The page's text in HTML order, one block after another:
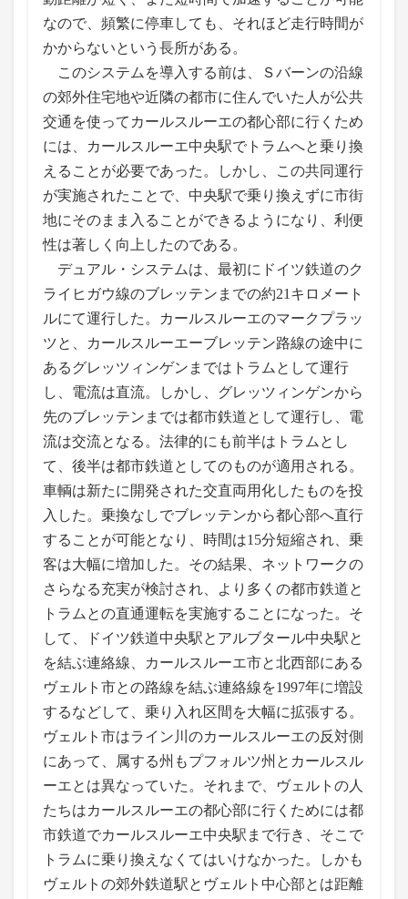
なので、頻繁に停車しても、それほど走行時間が
かからないという長所がある。
このシステムを導入する前は、Ｓバーンの沿線
の郊外住宅地や近隣の都市に住んでいた人が公共
交通を使ってカールスルーエの都心部に行くため
には、カールスルーエ中央駅でトラムへと乗り換
えることが必要であった。しかし、この共同運行
が実施されたことで、中央駅で乗り換えずに市街
地にそのまま入ることができるようになり、利便
性は著しく向上したのである。
デュアル・システムは、最初にドイツ鉄道のク
ライヒガウ線のブレッテンまでの約21キロメート
ルにて運行した。カールスルーエのマークプラッ
ツと、カールスルーエーブレッテン路線の途中に
あるグレッツィンゲンまではトラムとして運行
し、電流は直流。しかし、グレッツィンゲンから
先のブレッテンまでは都市鉄道として運行し、電
流は交流となる。法律的にも前半はトラムとし
て、後半は都市鉄道としてのものが適用される。
車輌は新たに開発された交直両用化したものを投
入した。乗換なしでブレッテンから都心部へ直行
することが可能となり、時間は15分短縮され、乗
客は大幅に増加した。その結果、ネットワークの
さらなる充実が検討され、より多くの都市鉄道と
トラムとの直通運転を実施することになった。そ
して、ドイツ鉄道中央駅とアルブタール中央駅と
を結ぶ連絡線、カールスルーエ市と北西部にある
ヴェルト市との路線を結ぶ連絡線を1997年に増設
するなどして、乗り入れ区間を大幅に拡張する。
ヴェルト市はライン川のカールスルーエの反対側
にあって、属する州もプフォルツ州とカールスル
ーエとは異なっていた。それまで、ヴェルトの人
たちはカールスルーエの都心部に行くためには都
市鉄道でカールスルーエ中央駅まで行き、そこで
トラムに乗り換えなくてはいけなかった。しかも
ヴェルトの郊外鉄道駅とヴェルト中心部とは距離